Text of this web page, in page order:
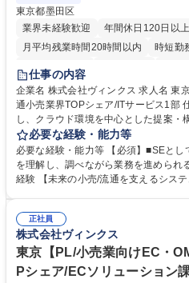
東京都墨田区
業界未経験歓迎
年間休日120日以上
月平均残業時間20時間以内
時短勤
完全週休2日制
仕事の内容
企業名 株式会社ヴィンクス 求人名 東京【クラウドエンジニア（SE）】流
通小売業界TOPシェア/ITサービス1部 仕事の内容 ITサービス1部に所属
し、クラウド環境を中心とした提案・
プレミス環境の案件も含め、クラウド
提案から構築、保守まで携わるポジションです。 ■クラ
保守業務 ■クラウド環境に関する企画
機器を含むインフラ案件対応 ■クラウ
東京【クラウドエンジニア（SE）】流
部
必要な経験・能力等
必要な経験・能力等 【必須】■SEと
を理解し、調べながら業務を進められ
経験 【未来の小売/流通を支えるシステム開発】 ■当社は大手流通小売業
て人手不足などの社会課題解決、消費者の
資格 学歴：大学院 大学 高専 短大 専修
正社員
株式会社ヴィンクス
東京【PL/小売業向けEC・
Pシェア/ECソリューション